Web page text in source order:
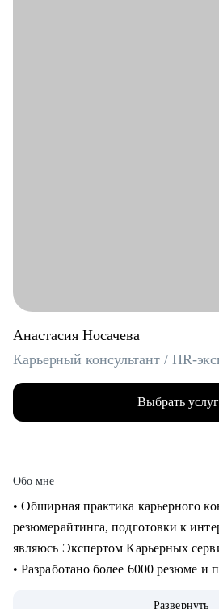
Анастасия Носачева
Карьерный консультант / HR-
Выбрать
Обо мне
• Обширная практика карьерного консультирования,
резюмерайтинга, подготовки к
являюсь Экспертом Карьерных
• Разработано более 6000 резюме и
Развернуть